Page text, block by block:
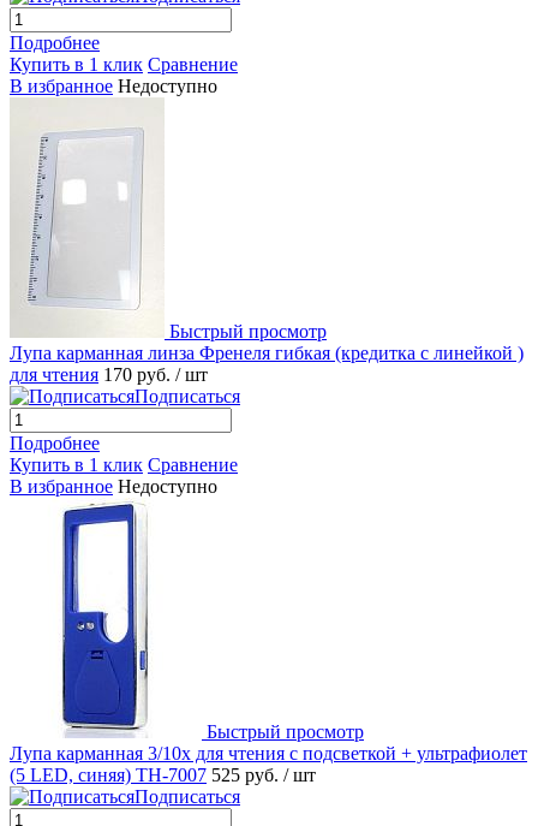
Подробнее
Купить в 1 клик Сравнение
В избранное Недоступно
Быстрый просмотр
Лупа карманная линза Френеля гибкая (кредитка с линейкой )
для чтения 170 руб. / шт
Подписаться
Подробнее
Купить в 1 клик Сравнение
В избранное Недоступно
Быстрый просмотр
Лупа карманная 3/10x для чтения с подсветкой + ультрафиолет
(5 LED, синяя) TH-7007 525 руб. / шт
Подписаться